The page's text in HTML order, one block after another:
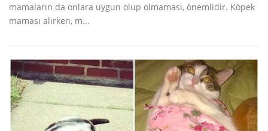
mamaların da onlara uygun olup olmaması, önemlidir. Köpek
maması alırken, m...